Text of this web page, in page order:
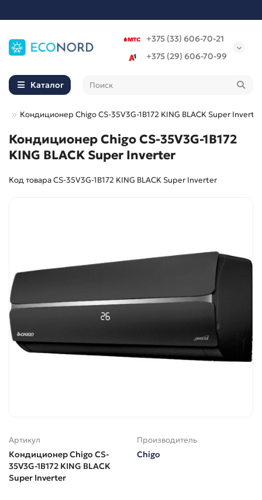
+375 (33) 606-70-21
+375 (29) 606-70-99
Каталог
Кондиционер Chigo CS-35V3G-1B172 KING BLACK Super Inverter
Кондиционер Chigo CS-35V3G-1B172
KING BLACK Super Inverter
Код товара CS-35V3G-1B172 KING BLACK Super Inverter
Артикул
Кондиционер Chigo CS-
35V3G-1B172 KING BLACK
Super Inverter
Производитель
Chigo